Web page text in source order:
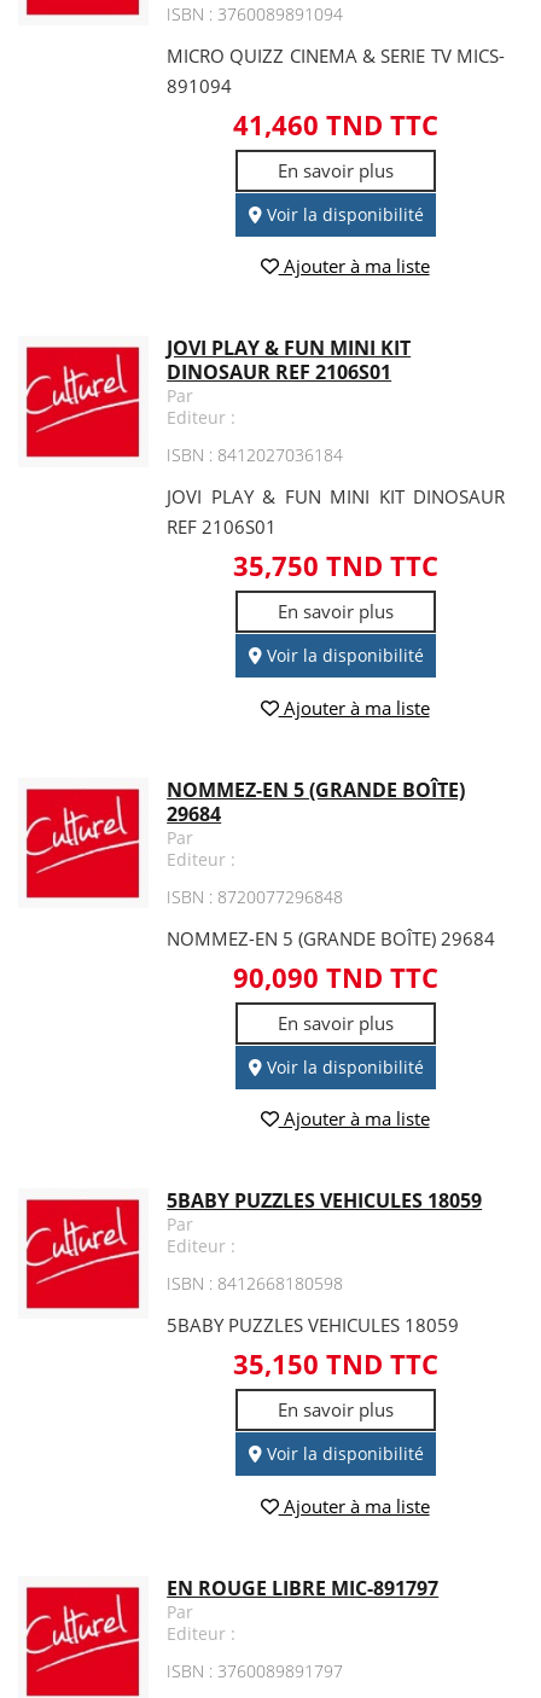
ISBN : 3760089891094
MICRO QUIZZ CINEMA & SERIE TV MICS-
891094
41,460 TND TTC
En savoir plus
Voir la disponibilité
Ajouter à ma liste
JOVI PLAY & FUN MINI KIT
DINOSAUR REF 2106S01
Par
Editeur :
ISBN : 8412027036184
JOVI PLAY & FUN MINI KIT DINOSAUR
REF 2106S01
35,750 TND TTC
En savoir plus
Voir la disponibilité
Ajouter à ma liste
NOMMEZ-EN 5 (GRANDE BOÎTE)
29684
Par
Editeur :
ISBN : 8720077296848
NOMMEZ-EN 5 (GRANDE BOÎTE) 29684
90,090 TND TTC
En savoir plus
Voir la disponibilité
Ajouter à ma liste
5BABY PUZZLES VEHICULES 18059
Par
Editeur :
ISBN : 8412668180598
5BABY PUZZLES VEHICULES 18059
35,150 TND TTC
En savoir plus
Voir la disponibilité
Ajouter à ma liste
EN ROUGE LIBRE MIC-891797
Par
Editeur :
ISBN : 3760089891797